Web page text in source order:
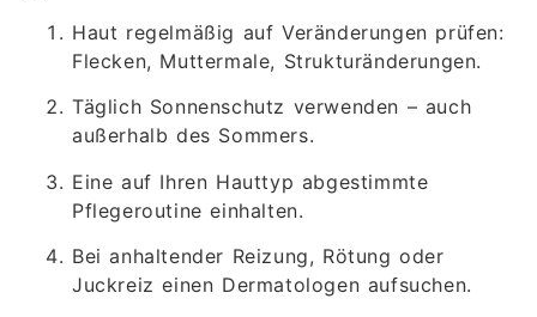
Haut regelmäßig auf Veränderungen prüfen:
Flecken, Muttermale, Strukturänderungen.
Täglich Sonnenschutz verwenden – auch
außerhalb des Sommers.
Eine auf Ihren Hauttyp abgestimmte
Pflegeroutine einhalten.
Bei anhaltender Reizung, Rötung oder
Juckreiz einen Dermatologen aufsuchen.